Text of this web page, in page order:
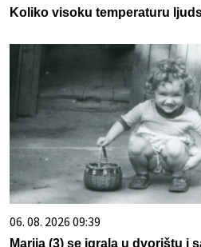
Koliko visoku temperaturu
06. 08. 2026 09:39
Marija (3) se igrala u dvorištu i